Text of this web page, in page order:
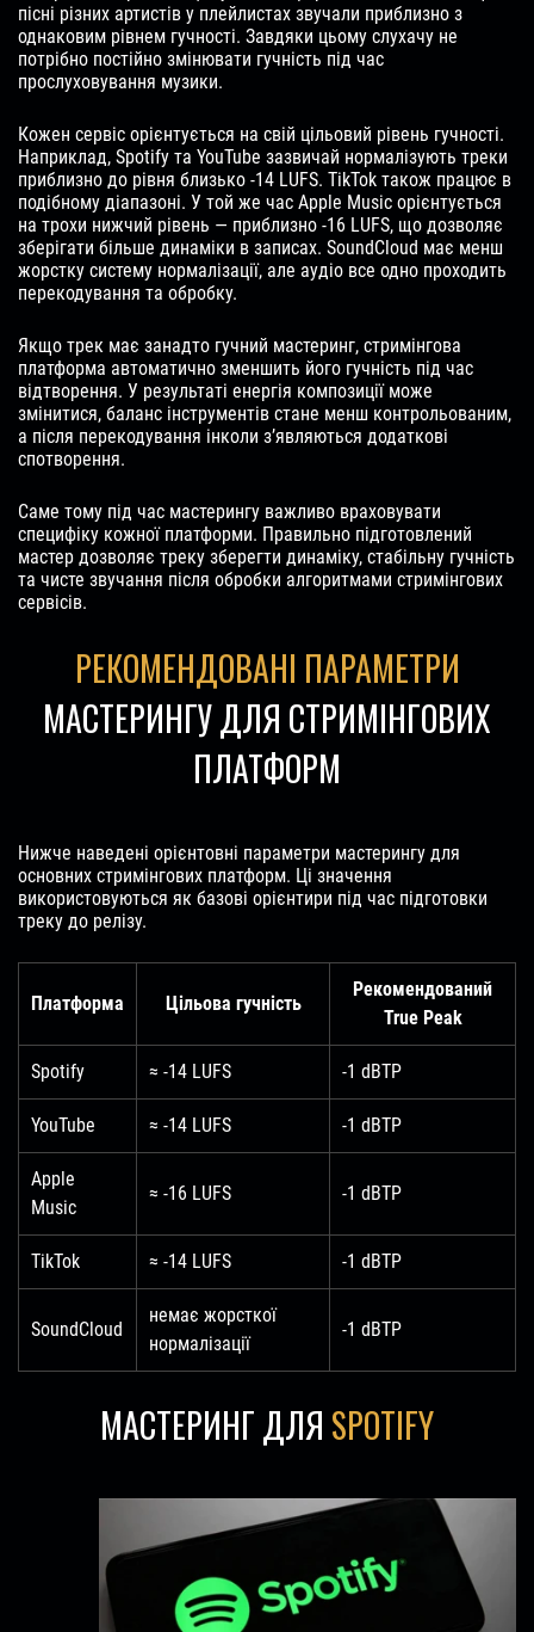
пісні різних артистів у плейлистах звучали приблизно з
однаковим рівнем гучності. Завдяки цьому слухачу не
потрібно постійно змінювати гучність під час
прослуховування музики.
Кожен сервіс орієнтується на свій цільовий рівень гучності.
Наприклад, Spotify та YouTube зазвичай нормалізують треки
приблизно до рівня близько -14 LUFS. TikTok також працює в
подібному діапазоні. У той же час Apple Music орієнтується
на трохи нижчий рівень — приблизно -16 LUFS, що дозволяє
зберігати більше динаміки в записах. SoundCloud має менш
жорстку систему нормалізації, але аудіо все одно проходить
перекодування та обробку.
Якщо трек має занадто гучний мастеринг, стримінгова
платформа автоматично зменшить його гучність під час
відтворення. У результаті енергія композиції може
змінитися, баланс інструментів стане менш контрольованим,
а після перекодування інколи з’являються додаткові
спотворення.
Саме тому під час мастерингу важливо враховувати
специфіку кожної платформи. Правильно підготовлений
мастер дозволяє треку зберегти динаміку, стабільну гучність
та чисте звучання після обробки алгоритмами стримінгових
сервісів.
РЕКОМЕНДОВАНІ ПАРАМЕТРИ
МАСТЕРИНГУ ДЛЯ СТРИМІНГОВИХ
ПЛАТФОРМ
Нижче наведені орієнтовні параметри мастерингу для
основних стримінгових платформ. Ці значення
використовуються як базові орієнтири під час підготовки
треку до релізу.
Платформа Цільова гучність
Рекомендований
True Peak
Spotify ≈ -14 LUFS -1 dBTP
YouTube ≈ -14 LUFS -1 dBTP
Apple
Music
≈ -16 LUFS -1 dBTP
TikTok ≈ -14 LUFS -1 dBTP
SoundCloud
немає жорсткої
нормалізації
-1 dBTP
МАСТЕРИНГ ДЛЯ SPOTIFY